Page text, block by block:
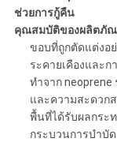
เว็บไซต์
PRIVACY
POLICY
ช่วยการกู้คืน
คุณสมบัติของผลิตภั
ขอบที่ถูกตัดแต่งอ
ระคายเคืองและก
ทำจาก
และความสะดวก
พื้นที่ได้รับผลกระท
กระบวนการบำบัด